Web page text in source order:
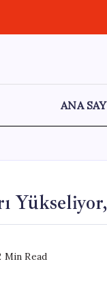
ANA
Min Read